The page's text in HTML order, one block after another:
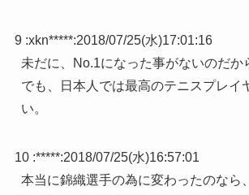
9 :xkn*****:2018/07/25(水)17:01:16
未だに、No.1になった事がないのだか
でも、日本人では最高のテニスプレイ
い。
10 :*****:2018/07/25(水)16:57:01
本当に錦織選手の為に変わったのなら